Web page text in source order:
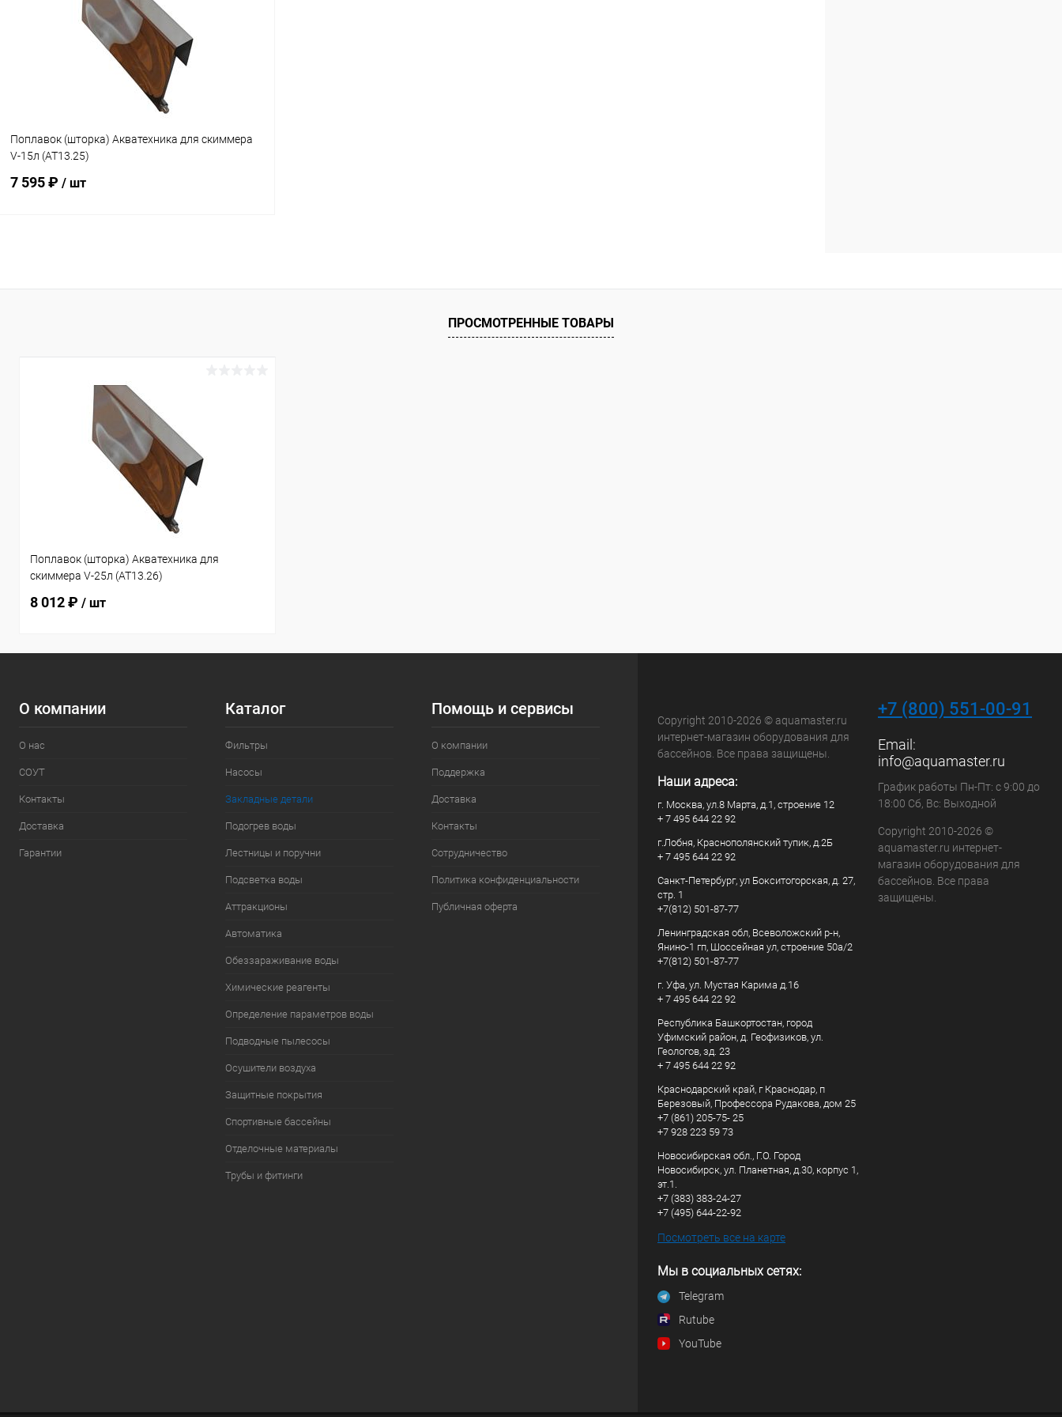
Поплавок (шторка) Акватехника для скиммера
V-15л (AT13.25)
7 595 ₽ / шт
В избранное
ПРОСМОТРЕННЫЕ ТОВАРЫ
Поплавок (шторка) Акватехника для
скиммера V-25л (AT13.26)
8 012 ₽ / шт
О компании
О нас
СОУТ
Контакты
Доставка
Гарантии
Каталог
Фильтры
Насосы
Закладные детали
Подогрев воды
Лестницы и поручни
Подсветка воды
Аттракционы
Автоматика
Обеззараживание воды
Химические реагенты
Определение параметров воды
Подводные пылесосы
Осушители воздуха
Защитные покрытия
Спортивные бассейны
Отделочные материалы
Трубы и фитинги
Помощь и сервисы
О компании
Поддержка
Доставка
Контакты
Сотрудничество
Политика конфиденциальности
Публичная оферта
Copyright 2010-2026 © aquamaster.ru
интернет-магазин оборудования для
бассейнов. Все права защищены.
Наши адреса:
г. Москва, ул.8 Марта, д.1, строение 12
+ 7 495 644 22 92
г.Лобня, Краснополянский тупик, д.2Б
+ 7 495 644 22 92
Санкт-Петербург, ул Бокситогорская, д. 27,
стр. 1
+7(812) 501-87-77
Ленинградская обл, Всеволожский р-н,
Янино-1 гп, Шоссейная ул, строение 50а/2
+7(812) 501-87-77
г. Уфа, ул. Мустая Карима д.16
+ 7 495 644 22 92
Республика Башкортостан, город
Уфимский район, д. Геофизиков, ул.
Геологов, зд. 23
+ 7 495 644 22 92
Краснодарский край, г Краснодар, п
Березовый, Профессора Рудакова, дом 25
+7 (861) 205-75- 25
+7 928 223 59 73
Новосибирская обл., Г.О. Город
Новосибирск, ул. Планетная, д.30, корпус 1,
эт.1.
+7 (383) 383-24-27
+7 (495) 644-22-92
Посмотреть все на карте
Мы в социальных сетях:
Telegram
Rutube
YouTube
+7 (800) 551-00-91
Email:
info@aquamaster.ru
График работы Пн-Пт: с 9:00 до
18:00 Сб, Вс: Выходной
Copyright 2010-2026 ©
aquamaster.ru интернет-
магазин оборудования для
бассейнов. Все права
защищены.